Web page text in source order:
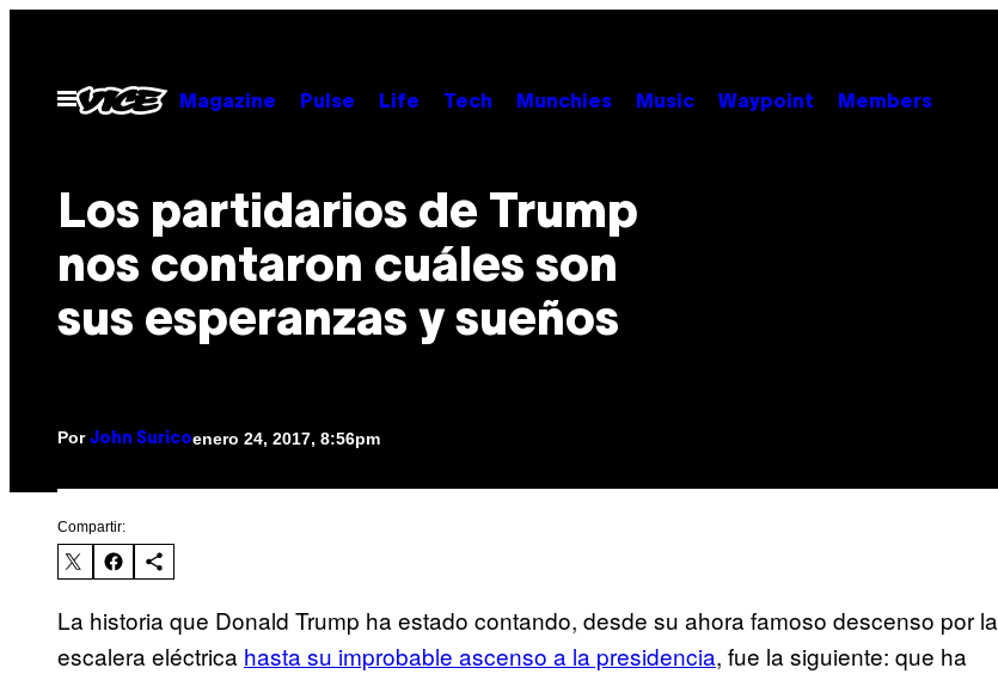
contenido
Abrir
Menú
Magazine Pulse Life Tech Munchies Music Waypoint Members
Los partidarios de Trump
nos contaron cuáles son
sus esperanzas y sueños
Por John Suricoenero 24, 2017, 8:56pm
Compartir:
La historia que Donald Trump ha estado contando, desde su ahora famoso descenso por la
escalera eléctrica hasta su improbable ascenso a la presidencia, fue la siguiente: que ha